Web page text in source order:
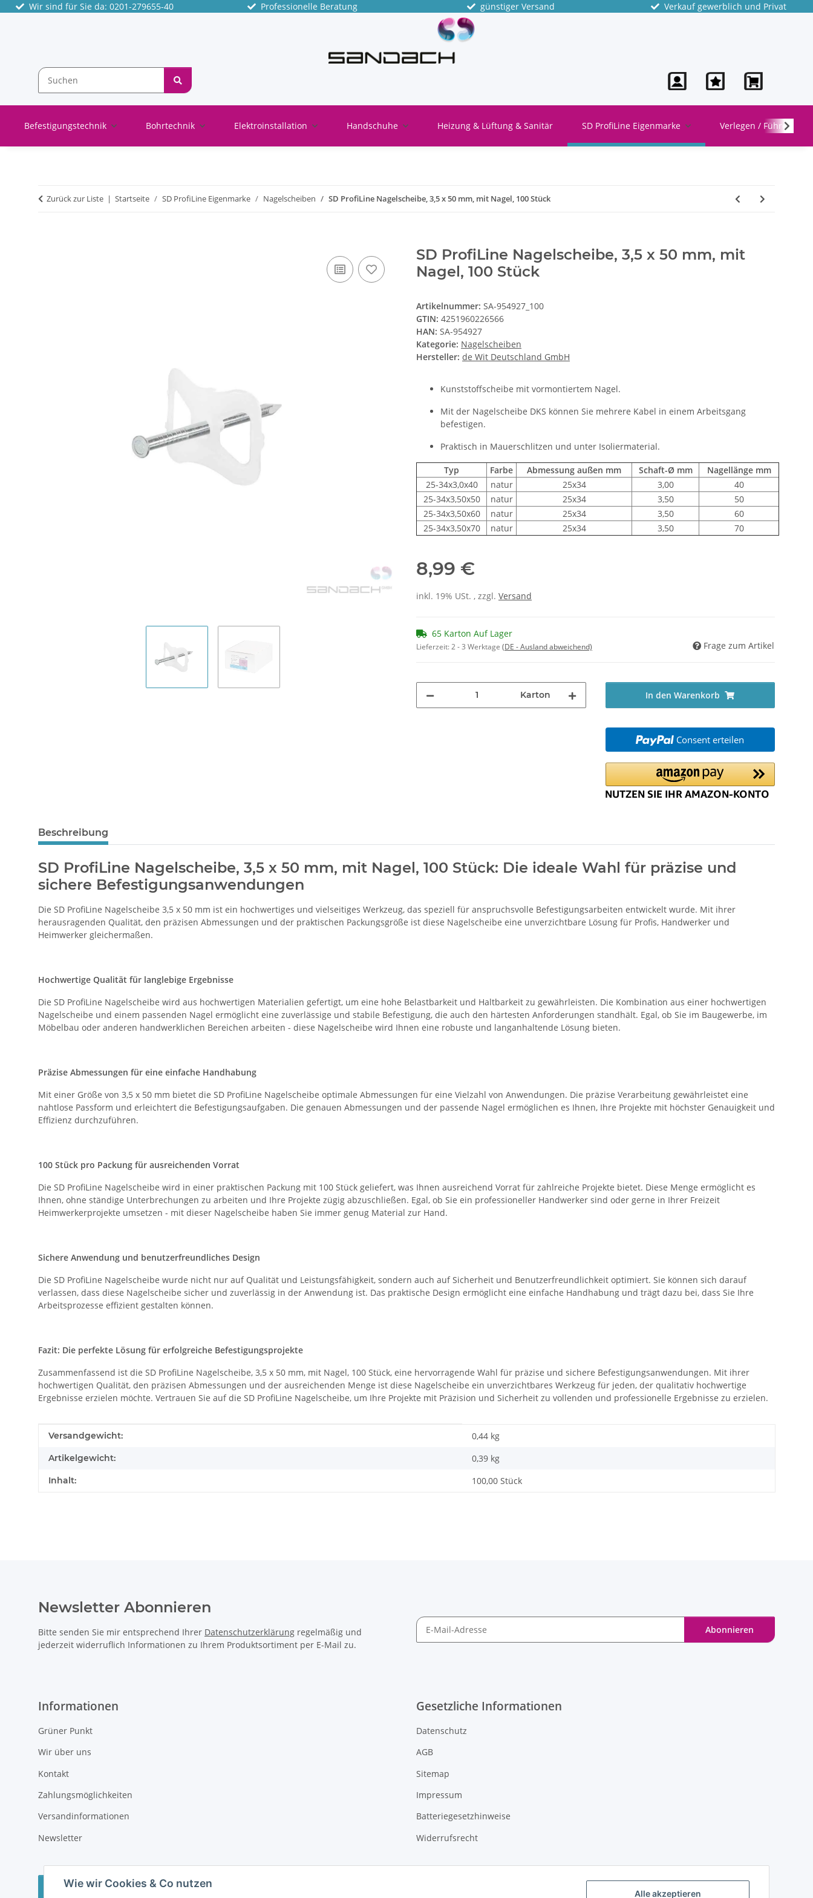
Alle akzeptieren
Wie wir Cookies & Co nutzen
Wir sind für Sie da: 0201-279655-40 Professionelle Beratung günstiger Versand Verkauf gewerblich und Privat
Befestigungstechnik Bohrtechnik Elektroinstallation Handschuhe Heizung & Lüftung & Sanitär SD ProfiLine Eigenmarke Verlegen / Führen
Zurück zur Liste Startseite SD ProfiLine Eigenmarke Nagelscheiben SD ProfiLine Nagelscheibe, 3,5 x 50 mm, mit Nagel, 100 Stück
SD ProfiLine Nagelscheibe, 3,5 x 50 mm, mit
Nagel, 100 Stück
Artikelnummer: SA-954927_100
GTIN: 4251960226566
HAN: SA-954927
Kategorie: Nagelscheiben
Hersteller: de Wit Deutschland GmbH
Kunststoffscheibe mit vormontiertem Nagel.
Mit der Nagelscheibe DKS können Sie mehrere Kabel in einem Arbeitsgang
befestigen.
Praktisch in Mauerschlitzen und unter Isoliermaterial.
Typ Farbe Abmessung außen mm Schaft-Ø mm
Nagellänge mm
25-34x3,0x40
natur 25x34 3,00
40
25-34x3,50x50
natur 25x34 3,50
50
25-34x3,50x60
natur 25x34 3,50
60
25-34x3,50x70
natur 25x34 3,50 70
8,99 €
inkl. 19% USt. , zzgl. Versand
65 Karton Auf Lager
Lieferzeit:2 - 3 Werktage (DE - Ausland abweichend) Frage zum Artikel
Karton In den Warenkorb
Consent erteilen
Beschreibung
SD ProfiLine Nagelscheibe, 3,5 x 50 mm, mit Nagel, 100 Stück: Die ideale Wahl für präzise und
sichere Befestigungsanwendungen
Die SD ProfiLine Nagelscheibe 3,5 x 50 mm ist ein hochwertiges und vielseitiges Werkzeug, das speziell für anspruchsvolle Befestigungsarbeiten entwickelt wurde. Mit ihrer
herausragenden Qualität, den präzisen Abmessungen und der praktischen Packungsgröße ist diese Nagelscheibe eine unverzichtbare Lösung für Profis, Handwerker und
Heimwerker gleichermaßen.
Hochwertige Qualität für langlebige Ergebnisse
Die SD ProfiLine Nagelscheibe wird aus hochwertigen Materialien gefertigt, um eine hohe Belastbarkeit und Haltbarkeit zu gewährleisten. Die Kombination aus einer hochwertigen
Nagelscheibe und einem passenden Nagel ermöglicht eine zuverlässige und stabile Befestigung, die auch den härtesten Anforderungen standhält. Egal, ob Sie im Baugewerbe, im
Möbelbau oder anderen handwerklichen Bereichen arbeiten - diese Nagelscheibe wird Ihnen eine robuste und langanhaltende Lösung bieten.
Präzise Abmessungen für eine einfache Handhabung
Mit einer Größe von 3,5 x 50 mm bietet die SD ProfiLine Nagelscheibe optimale Abmessungen für eine Vielzahl von Anwendungen. Die präzise Verarbeitung gewährleistet eine
nahtlose Passform und erleichtert die Befestigungsaufgaben. Die genauen Abmessungen und der passende Nagel ermöglichen es Ihnen, Ihre Projekte mit höchster Genauigkeit und
Effizienz durchzuführen.
100 Stück pro Packung für ausreichenden Vorrat
Die SD ProfiLine Nagelscheibe wird in einer praktischen Packung mit 100 Stück geliefert, was Ihnen ausreichend Vorrat für zahlreiche Projekte bietet. Diese Menge ermöglicht es
Ihnen, ohne ständige Unterbrechungen zu arbeiten und Ihre Projekte zügig abzuschließen. Egal, ob Sie ein professioneller Handwerker sind oder gerne in Ihrer Freizeit
Heimwerkerprojekte umsetzen - mit dieser Nagelscheibe haben Sie immer genug Material zur Hand.
Sichere Anwendung und benutzerfreundliches Design
Die SD ProfiLine Nagelscheibe wurde nicht nur auf Qualität und Leistungsfähigkeit, sondern auch auf Sicherheit und Benutzerfreundlichkeit optimiert. Sie können sich darauf
verlassen, dass diese Nagelscheibe sicher und zuverlässig in der Anwendung ist. Das praktische Design ermöglicht eine einfache Handhabung und trägt dazu bei, dass Sie Ihre
Arbeitsprozesse effizient gestalten können.
Fazit: Die perfekte Lösung für erfolgreiche Befestigungsprojekte
Zusammenfassend ist die SD ProfiLine Nagelscheibe, 3,5 x 50 mm, mit Nagel, 100 Stück, eine hervorragende Wahl für präzise und sichere Befestigungsanwendungen. Mit ihrer
hochwertigen Qualität, den präzisen Abmessungen und der ausreichenden Menge ist diese Nagelscheibe ein unverzichtbares Werkzeug für jeden, der qualitativ hochwertige
Ergebnisse erzielen möchte. Vertrauen Sie auf die SD ProfiLine Nagelscheibe, um Ihre Projekte mit Präzision und Sicherheit zu vollenden und professionelle Ergebnisse zu erzielen.
Produkteigenschaft
Wert
Versandgewicht: 0,44 kg
Artikelgewicht: 0,39 kg
Inhalt: 100,00 Stück
Newsletter Abonnieren
Bitte senden Sie mir entsprechend Ihrer Datenschutzerklärung regelmäßig und
jederzeit widerruflich Informationen zu Ihrem Produktsortiment per E-Mail zu.
Abonnieren
Informationen
Grüner Punkt
Wir über uns
Kontakt
Zahlungsmöglichkeiten
Versandinformationen
Newsletter
Gesetzliche Informationen
Datenschutz
AGB
Sitemap
Impressum
Batteriegesetzhinweise
Widerrufsrecht
Vertrag widerrufen